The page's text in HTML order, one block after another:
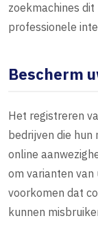
zoekmachines
professionele
Bescherm
Het registreren
bedrijven die
online
om varianten
voorkomen dat
kunnen